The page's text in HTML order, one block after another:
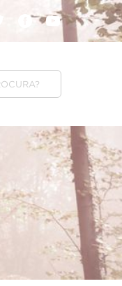
facebookyoutube